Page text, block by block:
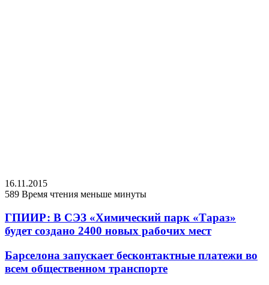
16.11.2015
589 Время чтения меньше минуты
ГПИИР: В СЭЗ «Химический парк «Тараз»
будет создано 2400 новых рабочих мест
Барселона запускает бесконтактные платежи во
всем общественном транспорте